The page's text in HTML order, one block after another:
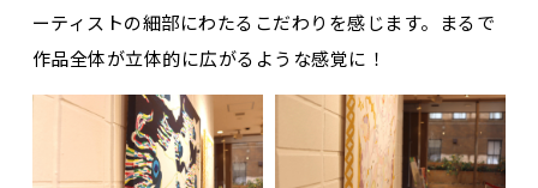
ーティストの細部にわたるこだわりを感じます。まるで
作品全体が立体的に広がるような感覚に！